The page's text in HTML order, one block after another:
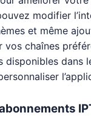
modifier
et même
vos chaînes
disponibles dans